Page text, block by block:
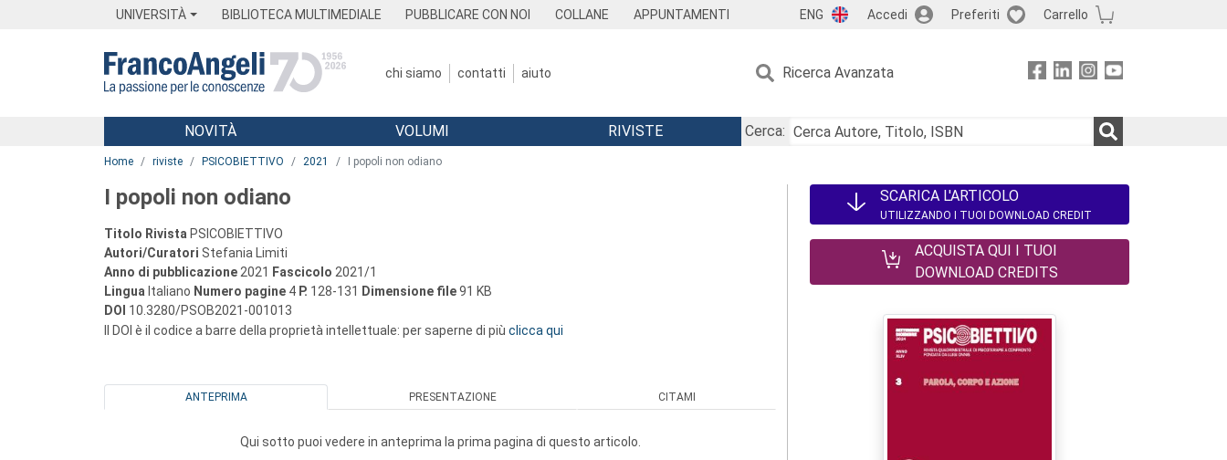
UNIVERSITÀ BIBLIOTECA MULTIMEDIALE PUBBLICARE CON NOI COLLANE APPUNTAMENTI ENG Accedi Preferiti Carrello
chi siamo contatti aiuto Ricerca Avanzata
Menu
NOVITÀ VOLUMI RIVISTE
Cerca:
Home riviste PSICOBIETTIVO 2021 I popoli non odiano
I popoli non odiano
Titolo Rivista PSICOBIETTIVO
Autori/Curatori Stefania Limiti
Anno di pubblicazione 2021 Fascicolo 2021/1
Lingua Italiano Numero pagine 4 P. 128-131 Dimensione file91 KB
DOI 10.3280/PSOB2021-001013
Il DOI è il codice a barre della proprietà intellettuale: per saperne di più clicca qui
ANTEPRIMA PRESENTAZIONE CITAMI
Qui sotto puoi vedere in anteprima la prima pagina di questo articolo.
SCARICA L'ARTICOLO
UTILIZZANDO I TUOI DOWNLOAD CREDIT
ACQUISTA QUI I TUOI
DOWNLOAD CREDITS